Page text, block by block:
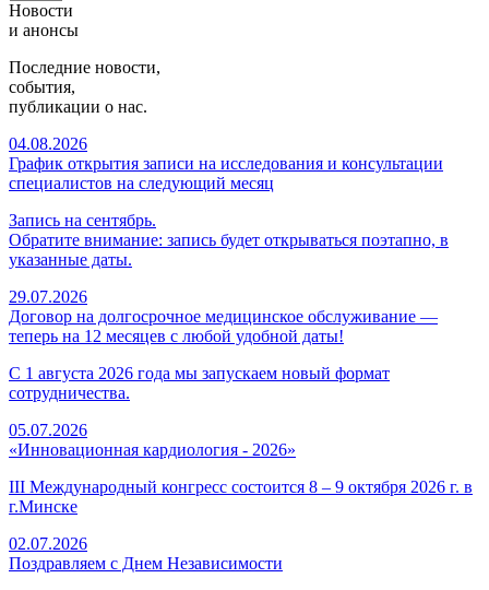
Новости
и анонсы
Последние новости,
события,
публикации о нас.
04.08.2026
График открытия записи на исследования и консультации
специалистов на следующий месяц
Запись на сентябрь.
Обратите внимание: запись будет открываться поэтапно, в
указанные даты.
29.07.2026
Договор на долгосрочное медицинское обслуживание —
теперь на 12 месяцев с любой удобной даты!
С 1 августа 2026 года мы запускаем новый формат
сотрудничества.
05.07.2026
«Инновационная кардиология - 2026»
III Международный конгресс состоится 8 – 9 октября 2026 г. в
г.Минске
02.07.2026
Поздравляем с Днем Независимости